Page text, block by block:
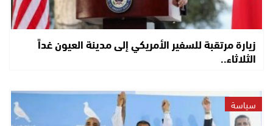
زيارة مرتقبة للسفير الأمريكي إلى مدينة العيون غداً
الثلاثاء..
سياسة